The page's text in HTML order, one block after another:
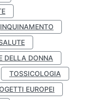
INQUINAMENTO
DELLA DONNA
TOSSICOLOGIA
EUROPEI